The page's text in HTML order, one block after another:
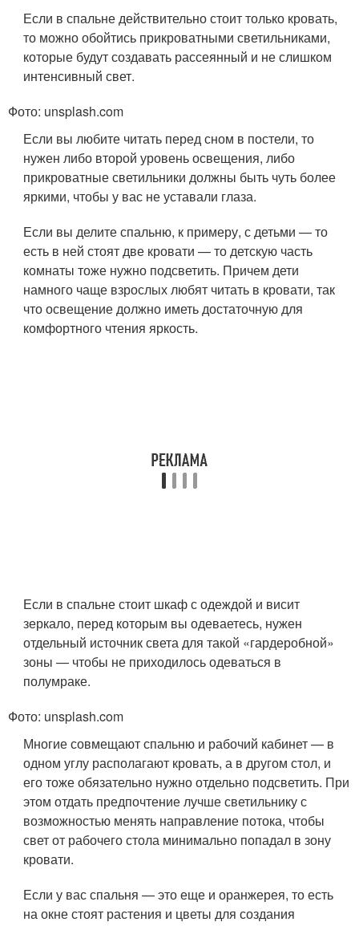
Если в спальне действительно стоит только кровать,
то можно обойтись прикроватными светильниками,
которые будут создавать рассеянный и не слишком
интенсивный свет.
Фото: unsplash.com
Если вы любите читать перед сном в постели, то
нужен либо второй уровень освещения, либо
прикроватные светильники должны быть чуть более
яркими, чтобы у вас не уставали глаза.
Если вы делите спальню, к примеру, с детьми — то
есть в ней стоят две кровати — то детскую часть
комнаты тоже нужно подсветить. Причем дети
намного чаще взрослых любят читать в кровати, так
что освещение должно иметь достаточную для
комфортного чтения яркость.
Если в спальне стоит шкаф с одеждой и висит
зеркало, перед которым вы одеваетесь, нужен
отдельный источник света для такой «гардеробной»
зоны — чтобы не приходилось одеваться в
полумраке.
Фото: unsplash.com
Многие совмещают спальню и рабочий кабинет — в
одном углу располагают кровать, а в другом стол, и
его тоже обязательно нужно отдельно подсветить. При
этом отдать предпочтение лучше светильнику с
возможностью менять направление потока, чтобы
свет от рабочего стола минимально попадал в зону
кровати.
Если у вас спальня — это еще и оранжерея, то есть
на окне стоят растения и цветы для создания